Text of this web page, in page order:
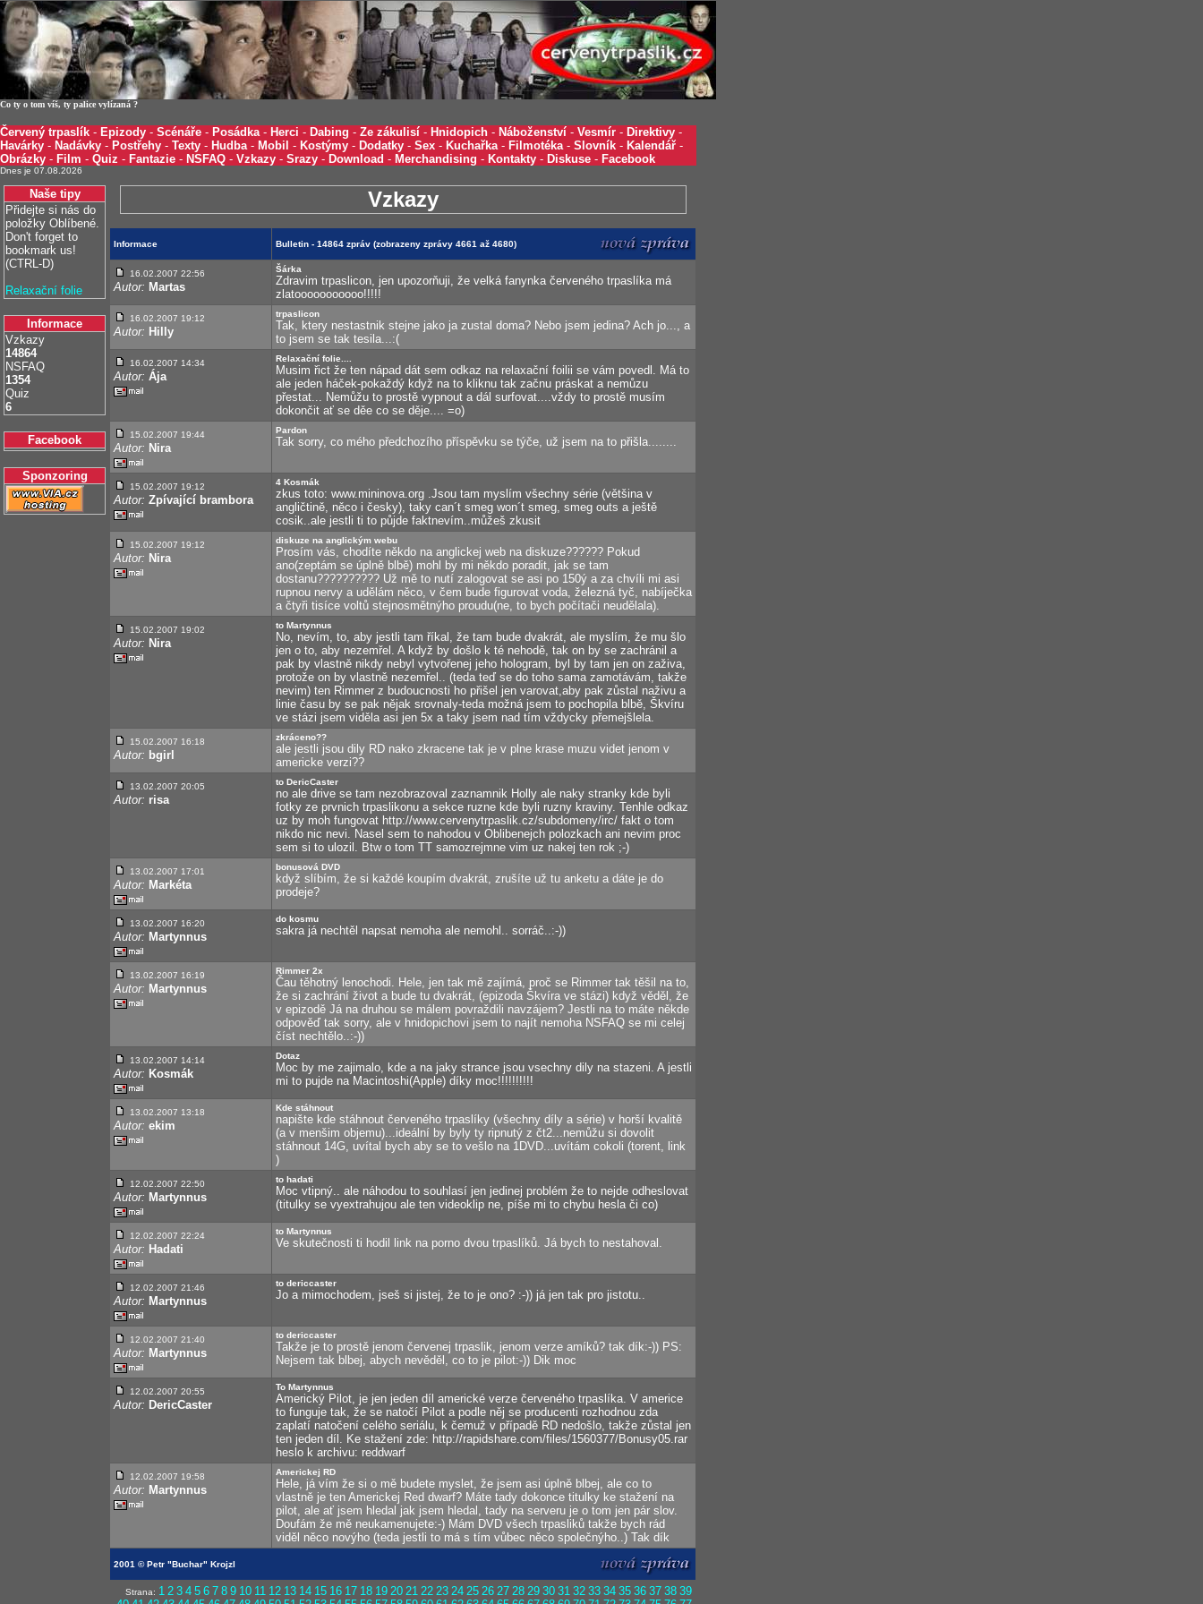
Co ty o tom víš, ty palice vylízaná ?
Červený trpaslík - Epizody - Scénáře - Posádka- Herci - Dabing - Ze zákulisí - Hnidopich - Náboženství - Vesmír - Direktivy -
Havárky - Nadávky - Postřehy - Texty - Hudba- Mobil - Kostýmy - Dodatky - Sex - Kuchařka- Filmotéka- Slovník - Kalendář -
Obrázky - Film - Quiz - Fantazie - NSFAQ - Vzkazy - Srazy - Download - Merchandising - Kontakty - Diskuse - Facebook
Dnes je 07.08.2026
Naše tipy
Přidejte si nás do
položky Oblíbené.
Don't forget to
bookmark us!
(CTRL-D)
Relaxační folie
Informace
Vzkazy
14864
NSFAQ
1354
Quiz
6
Facebook
Sponzoring
Vzkazy
Informace Bulletin - 14864 zpráv (zobrazeny zprávy 4661 až 4680)
16.02.2007 22:56
Autor: Martas
Šárka
Zdravim trpaslicon, jen upozorňuji, že velká fanynka červeného trpaslíka má
zlatooooooooooo!!!!!
16.02.2007 19:12
Autor: Hilly
trpaslicon
Tak, ktery nestastnik stejne jako ja zustal doma? Nebo jsem jedina? Ach jo..., a
to jsem se tak tesila...:(
16.02.2007 14:34
Autor: Ája
Relaxační folie....
Musim řict že ten nápad dát sem odkaz na relaxační foilii se vám povedl. Má to
ale jeden háček-pokaždý když na to kliknu tak začnu práskat a nemůzu
přestat... Nemůžu to prostě vypnout a dál surfovat....vždy to prostě musím
dokončit ať se děe co se děje.... =o)
15.02.2007 19:44
Autor: Nira
Pardon
Tak sorry, co mého předchozího příspěvku se týče, už jsem na to přišla........
15.02.2007 19:12
Autor: Zpívající brambora
4 Kosmák
zkus toto: www.mininova.org .Jsou tam myslím všechny série (většina v
angličtině, něco i česky), taky can´t smeg won´t smeg, smeg outs a ještě
cosik..ale jestli ti to půjde faktnevím..můžeš zkusit
15.02.2007 19:12
Autor: Nira
diskuze na anglickým webu
Prosím vás, chodíte někdo na anglickej web na diskuze?????? Pokud
ano(zeptám se úplně blbě) mohl by mi někdo poradit, jak se tam
dostanu?????????? Už mě to nutí zalogovat se asi po 150ý a za chvíli mi asi
rupnou nervy a udělám něco, v čem bude figurovat voda, železná tyč, nabíječka
a čtyři tisíce voltů stejnosmětnýho proudu(ne, to bych počítači neudělala).
15.02.2007 19:02
Autor: Nira
to Martynnus
No, nevím, to, aby jestli tam říkal, že tam bude dvakrát, ale myslím, že mu šlo
jen o to, aby nezemřel. A když by došlo k té nehodě, tak on by se zachránil a
pak by vlastně nikdy nebyl vytvořenej jeho hologram, byl by tam jen on zaživa,
protože on by vlastně nezemřel.. (teda teď se do toho sama zamotávám, takže
nevim) ten Rimmer z budoucnosti ho přišel jen varovat,aby pak zůstal naživu a
linie času by se pak nějak srovnaly-teda možná jsem to pochopila blbě, Škvíru
ve stázi jsem viděla asi jen 5x a taky jsem nad tím vždycky přemejšlela.
15.02.2007 16:18
Autor: bgirl
zkráceno??
ale jestli jsou dily RD nako zkracene tak je v plne krase muzu videt jenom v
americke verzi??
13.02.2007 20:05
Autor: risa
to DericCaster
no ale drive se tam nezobrazoval zaznamnik Holly ale naky stranky kde byli
fotky ze prvnich trpaslikonu a sekce ruzne kde byli ruzny kraviny. Tenhle odkaz
uz by moh fungovat http://www.cervenytrpaslik.cz/subdomeny/irc/ fakt o tom
nikdo nic nevi. Nasel sem to nahodou v Oblibenejch polozkach ani nevim proc
sem si to ulozil. Btw o tom TT samozrejmne vim uz nakej ten rok ;-)
13.02.2007 17:01
Autor: Markéta
bonusová DVD
když slíbím, že si každé koupím dvakrát, zrušíte už tu anketu a dáte je do
prodeje?
13.02.2007 16:20
Autor: Martynnus
do kosmu
sakra já nechtěl napsat nemoha ale nemohl.. sorráč..:-))
13.02.2007 16:19
Autor: Martynnus
Rimmer 2x
Čau těhotný lenochodi. Hele, jen tak mě zajímá, proč se Rimmer tak těšil na to,
že si zachrání život a bude tu dvakrát, (epizoda Škvíra ve stázi) když věděl, že
v epizodě Já na druhou se málem povraždili navzájem? Jestli na to máte někde
odpověď tak sorry, ale v hnidopichovi jsem to najít nemoha NSFAQ se mi celej
číst nechtělo..:-))
13.02.2007 14:14
Autor: Kosmák
Dotaz
Moc by me zajimalo, kde a na jaky strance jsou vsechny dily na stazeni. A jestli
mi to pujde na Macintoshi(Apple) díky moc!!!!!!!!!!
13.02.2007 13:18
Autor: ekim
Kde stáhnout
napište kde stáhnout červeného trpaslíky (všechny díly a série) v horší kvalitě
(a v menšim objemu)...ideální by byly ty ripnutý z čt2...nemůžu si dovolit
stáhnout 14G, uvítal bych aby se to vešlo na 1DVD...uvítám cokoli (torent, link
)
12.02.2007 22:50
Autor: Martynnus
to hadati
Moc vtipný.. ale náhodou to souhlasí jen jedinej problém že to nejde odheslovat
(titulky se vyextrahujou ale ten videoklip ne, píše mi to chybu hesla či co)
12.02.2007 22:24
Autor: Hadati
to Martynnus
Ve skutečnosti ti hodil link na porno dvou trpaslíků. Já bych to nestahoval.
12.02.2007 21:46
Autor: Martynnus
to dericcaster
Jo a mimochodem, jseš si jistej, že to je ono? :-)) já jen tak pro jistotu..
12.02.2007 21:40
Autor: Martynnus
to dericcaster
Takže je to prostě jenom červenej trpaslik, jenom verze amíků? tak dík:-)) PS:
Nejsem tak blbej, abych nevěděl, co to je pilot:-)) Dik moc
12.02.2007 20:55
Autor: DericCaster
To Martynnus
Americký Pilot, je jen jeden díl americké verze červeného trpaslíka. V americe
to funguje tak, že se natočí Pilot a podle něj se producenti rozhodnou zda
zaplatí natočení celého seriálu, k čemuž v případě RD nedošlo, takže zůstal jen
ten jeden díl. Ke stažení zde: http://rapidshare.com/files/1560377/Bonusy05.rar
heslo k archivu: reddwarf
12.02.2007 19:58
Autor: Martynnus
Americkej RD
Hele, já vím že si o mě budete myslet, že jsem asi úplně blbej, ale co to
vlastně je ten Americkej Red dwarf? Máte tady dokonce titulky ke stažení na
pilot, ale ať jsem hledal jak jsem hledal, tady na serveru je o tom jen pár slov.
Doufám že mě neukamenujete:-) Mám DVD všech trpasliků takže bych rád
viděl něco novýho (teda jestli to má s tím vůbec něco společnýho..) Tak dík
2001 © Petr "Buchar" Krojzl
Strana: 1 2 3 4 5 6 7 8 9 10 11 12 13 14 15 16 17 18 19 20 21 22 23 24 25 26 27 28 29 30 31 32 33 34 35 36 37 38 39